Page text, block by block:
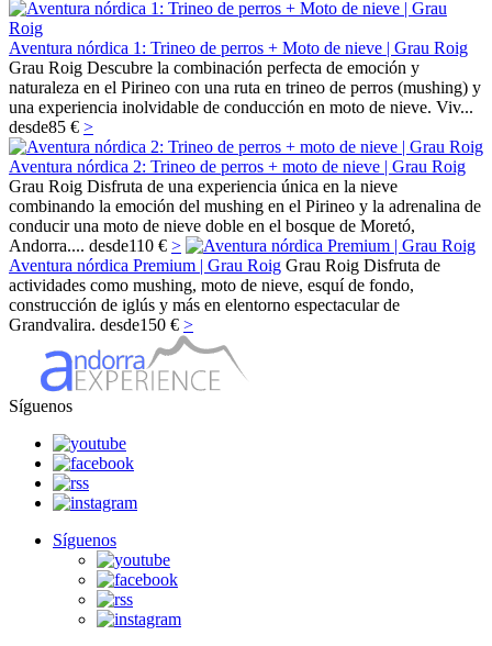
Aventura nórdica 1: Trineo de perros + Moto de nieve | Grau Roig
Grau Roig Descubre la combinación perfecta de emoción y
naturaleza en el Pirineo con una ruta en trineo de perros (mushing) y
una experiencia inolvidable de conducción en moto de nieve. Viv...
desde85 € >
Aventura nórdica 2: Trineo de perros + moto de nieve | Grau Roig
Grau Roig Disfruta de una experiencia única en la nieve
combinando la emoción del mushing en el Pirineo y la adrenalina de
conducir una moto de nieve doble en el bosque de Moretó,
Andorra.... desde110 € >
Aventura nórdica Premium | Grau Roig Grau Roig Disfruta de
actividades como mushing, moto de nieve, esquí de fondo,
construcción de iglús y más en elentorno espectacular de
Grandvalira. desde150 € >
Síguenos
Síguenos